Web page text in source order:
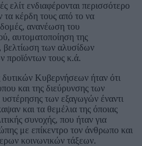
ελίτ ενδιαφέρονται περισσότερο
τα κέρδη τους από το να
ανανέωση του
αυτοματοποίηση της
βελτίωση των αλυσίδων
προϊόντων τους κ.ά.
Κυβερνήσεων ήταν ότι
και της διεύρυνσης των
των εξαγωγών έναντι
και τα θεμέλια της όποιας
συνοχής, που ήταν για
με επίκεντρο τον άνθρωπο και
κοινωνικών τάξεων.